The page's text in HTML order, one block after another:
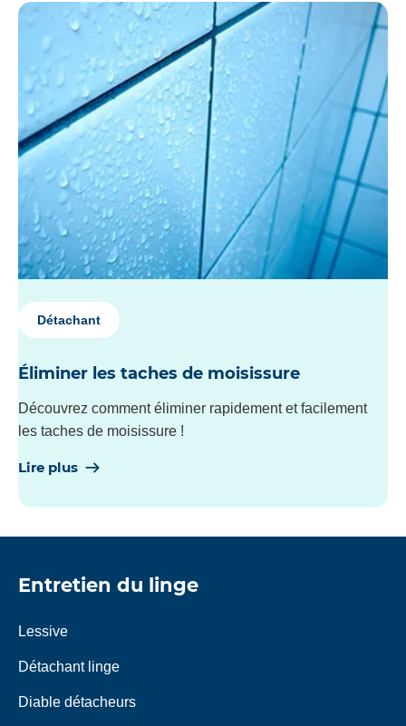
Détachant
Éliminer les taches de moisissure
Découvrez comment éliminer rapidement et facilement
les taches de moisissure !
Lire plus
Entretien du linge
Lessive
Détachant linge
Diable détacheurs